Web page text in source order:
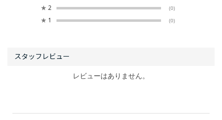
★ 2 (0)
★ 1 (0)
レビューはありません。